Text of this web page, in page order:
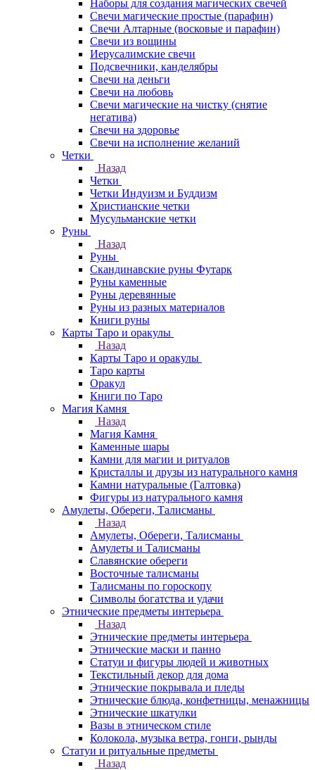
Наборы для создания магических свечей
Свечи магические простые (парафин)
Свечи Алтарные (восковые и парафин)
Свечи из вощины
Иерусалимские свечи
Подсвечники, канделябры
Свечи на деньги
Свечи на любовь
Свечи магические на чистку (снятие
негатива)
Свечи на здоровье
Свечи на исполнение желаний
Четки
Назад
Четки
Четки Индуизм и Буддизм
Христианские четки
Мусульманские четки
Руны
Назад
Руны
Скандинавские руны Футарк
Руны каменные
Руны деревянные
Руны из разных материалов
Книги руны
Карты Таро и оракулы
Назад
Карты Таро и оракулы
Таро карты
Оракул
Книги по Таро
Магия Камня
Назад
Магия Камня
Каменные шары
Камни для магии и ритуалов
Кристаллы и друзы из натурального камня
Камни натуральные (Галтовка)
Фигуры из натурального камня
Амулеты, Обереги, Талисманы
Назад
Амулеты, Обереги, Талисманы
Амулеты и Талисманы
Славянские обереги
Восточные талисманы
Талисманы по гороскопу
Символы богатства и удачи
Этнические предметы интерьера
Назад
Этнические предметы интерьера
Этнические маски и панно
Статуи и фигуры людей и животных
Текстильный декор для дома
Этнические покрывала и пледы
Этнические блюда, конфетницы, менажницы
Этнические шкатулки
Вазы в этническом стиле
Колокола, музыка ветра, гонги, рынды
Статуи и ритуальные предметы
Назад